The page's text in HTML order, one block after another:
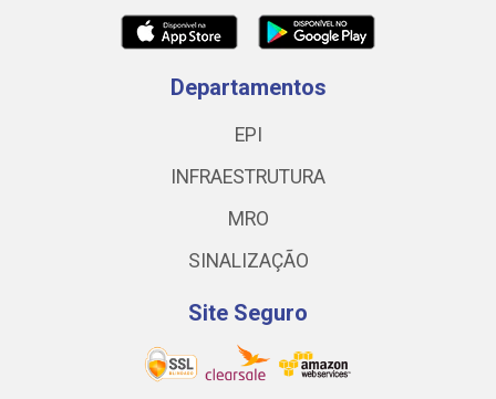
Departamentos
EPI
INFRAESTRUTURA
MRO
SINALIZAÇÃO
Site Seguro